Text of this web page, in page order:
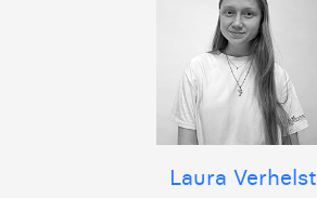
Laura Verhelst